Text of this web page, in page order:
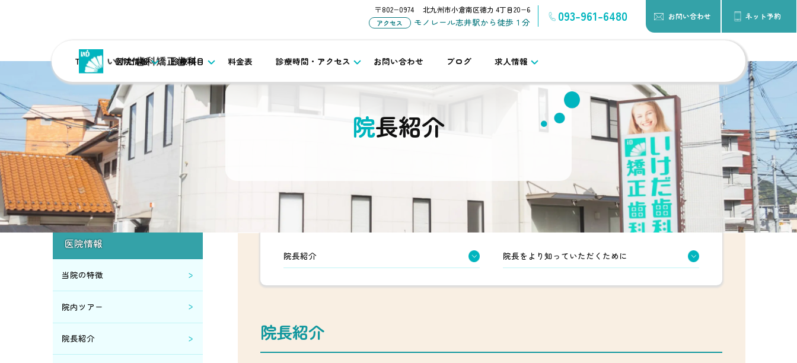
TOP 医院情報 診療項目 料金表 診療時間・アクセス お問い合わせ ブログ 求人情報
〒802−0974 北九州市小倉南区徳力 4丁目20−6
アクセス モノレール志井駅から徒歩１分 093-961-6480 お問い合わせ ネット予約
院長紹介
TOP 院長紹介
院長紹介 院長をより知っていただくために
院長紹介
医院情報
当院の特徴
院内ツアー
院長紹介